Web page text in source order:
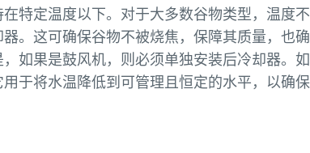
特定温度以下。对于大多数谷物类型，温度
。这可确保谷物不被烧焦，保障其质量，也
如果是鼓风机，则必须单独安装后冷却器。
于将水温降低到可管理且恒定的水平，以确